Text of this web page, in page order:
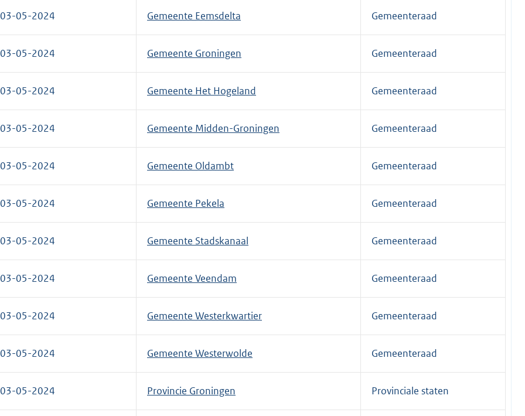
03-05-2024 Gemeente Eemsdelta Gemeenteraad
03-05-2024 Gemeente Groningen Gemeenteraad
03-05-2024 Gemeente Het Hogeland Gemeenteraad
03-05-2024 Gemeente Midden-Groningen Gemeenteraad
03-05-2024 Gemeente Oldambt Gemeenteraad
03-05-2024 Gemeente Pekela Gemeenteraad
03-05-2024 Gemeente Stadskanaal Gemeenteraad
03-05-2024 Gemeente Veendam Gemeenteraad
03-05-2024 Gemeente Westerkwartier Gemeenteraad
03-05-2024 Gemeente Westerwolde Gemeenteraad
03-05-2024 Provincie Groningen Provinciale staten